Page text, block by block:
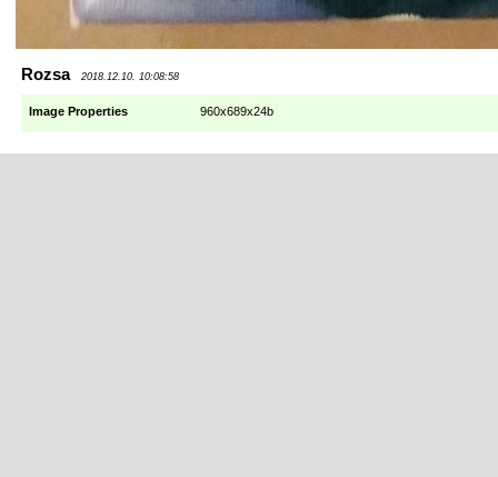
Rozsa 2018.12.10. 10:08:58
Image Properties 960x689x24b